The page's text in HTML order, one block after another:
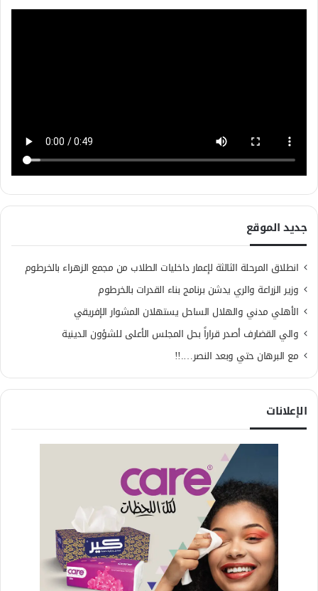
جديد الموقع
انطلاق المرحلة الثالثة لإعمار داخليات الطلاب من مجمع الزهراء بالخرطوم
وزير الزراعة والري يدشن برنامج بناء القدرات بالخرطوم
الأهلي مدني والهلال الساحل يستهلان المشوار الإفريقي
والي القضارف أصدر قراراً بحل المجلس الأعلى للشؤون الدينية
مع البرهان حتي وبعد النصر….!!
الإعلانات